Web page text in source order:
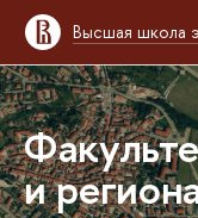
Высшая школа
и